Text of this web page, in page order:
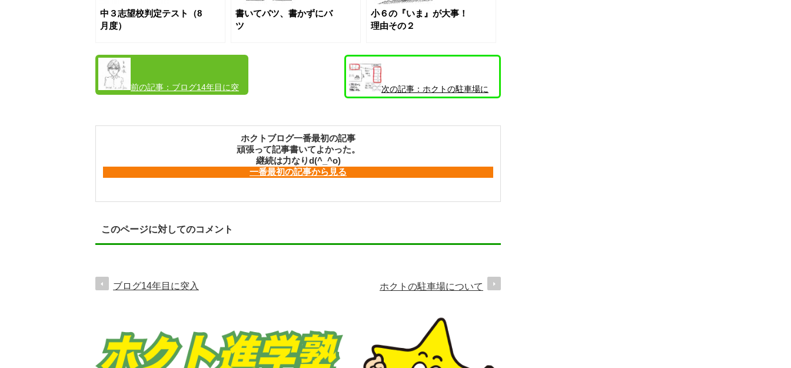
中３志望校判定テスト（8
月度）
書いてバツ、書かずにバ
ツ
小６の『いま』が大事！
理由その２
前の記事： ブログ14年目に突
次の記事： ホクトの駐車場に
ついて
ホクトブログ一番最初の記事
頑張って記事書いてよかった。
継続は力なりd(^_^o)
一番最初の記事から見る
このページに対してのコメント
ブログ14年目に突入 ホクトの駐車場について